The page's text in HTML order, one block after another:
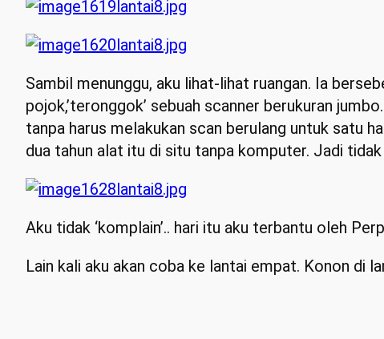
Sambil menunggu, aku lihat-lihat ruangan. Ia
pojok,’teronggok’ sebuah scanner berukuran
tanpa harus melakukan scan berulang untuk satu
dua tahun alat itu di situ tanpa komputer. Jadi
Aku tidak ‘komplain’.. hari itu aku terbantu oleh
Lain kali aku akan coba ke lantai empat. Konon